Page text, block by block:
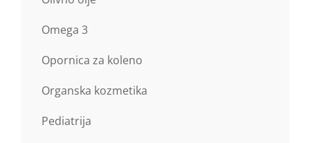
Omega 3
Opornica za koleno
Organska kozmetika
Pediatrija